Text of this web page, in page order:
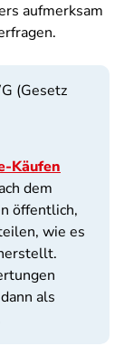
aufmerksam
(Gesetz
Käufen
dem
öffentlich,
wie es
als